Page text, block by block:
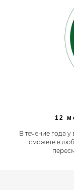
12
В течение года
сможете в